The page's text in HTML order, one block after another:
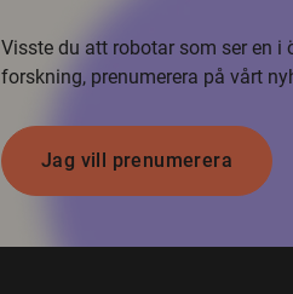
Visste du att robotar som ser en
forskning, prenumerera på vårt
Jag vill prenumerera